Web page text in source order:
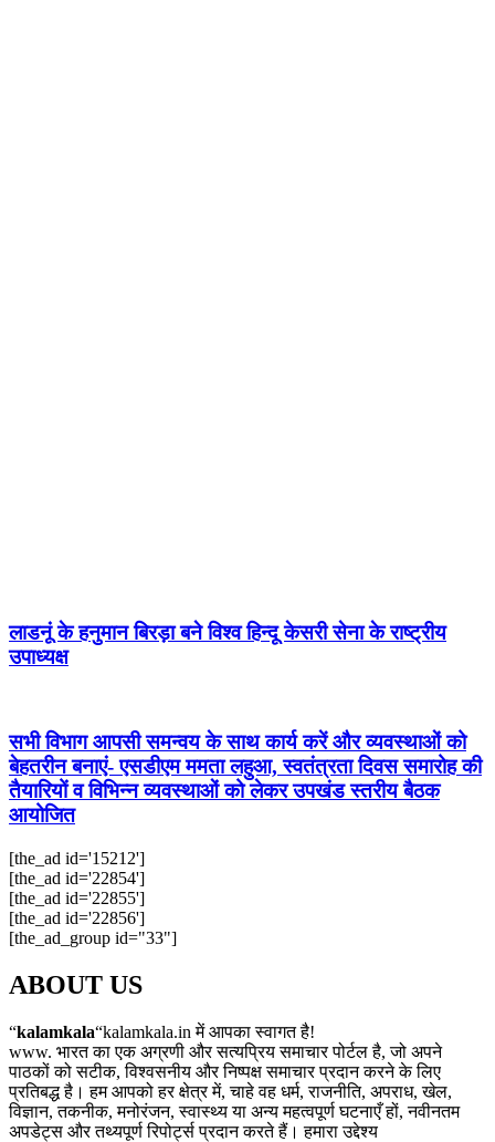
लाडनूं के हनुमान बिरड़ा बने विश्व हिन्दू केसरी सेना के राष्ट्रीय
उपाध्यक्ष
सभी विभाग आपसी समन्वय के साथ कार्य करें और व्यवस्थाओं को
बेहतरीन बनाएं- एसडीएम ममता लहुआ, स्वतंत्रता दिवस समारोह की
तैयारियों व विभिन्न व्यवस्थाओं को लेकर उपखंड स्तरीय बैठक
आयोजित
[the_ad id='15212']
[the_ad id='22854']
[the_ad id='22855']
[the_ad id='22856']
[the_ad_group id="33"]
ABOUT US
“kalamkala“kalamkala.in में आपका स्वागत है!
www. भारत का एक अग्रणी और सत्यप्रिय समाचार पोर्टल है, जो अपने
पाठकों को सटीक, विश्वसनीय और निष्पक्ष समाचार प्रदान करने के लिए
प्रतिबद्ध है। हम आपको हर क्षेत्र में, चाहे वह धर्म, राजनीति, अपराध, खेल,
विज्ञान, तकनीक, मनोरंजन, स्वास्थ्य या अन्य महत्वपूर्ण घटनाएँ हों, नवीनतम
अपडेट्स और तथ्यपूर्ण रिपोर्ट्स प्रदान करते हैं। हमारा उद्देश्य